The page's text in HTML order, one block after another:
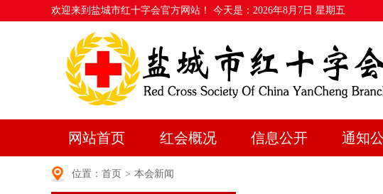
欢迎来到盐城市红十字会官方网站！ 今天是： 2026年8月7日 星期五
网站首页 红会概况 信息公开 通知
位置： 首页 > 本会新闻